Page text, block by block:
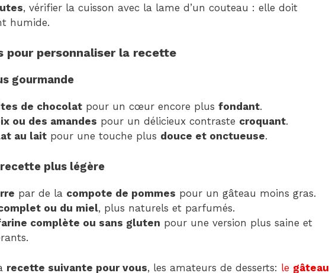
, vérifier la cuisson avec la lame d’un couteau : elle doit
humide.
pour personnaliser la recette
gourmande
de chocolat pour un cœur encore plus fondant.
ou des amandes pour un délicieux contraste croquant.
au lait pour une touche plus douce et onctueuse.
plus légère
par de la compote de pommes pour un gâteau moins gras.
ou du miel, plus naturels et parfumés.
complète ou sans gluten pour une version plus saine et
recette suivante pour vous, les amateurs de desserts: le gâteau